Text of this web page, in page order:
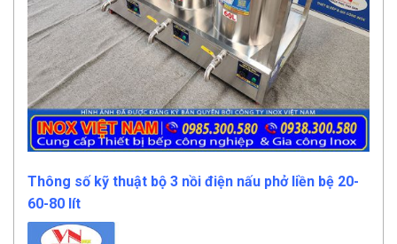
Thông số kỹ thuật bộ 3 nồi điện nấu phở liền bệ 20-
60-80 lít